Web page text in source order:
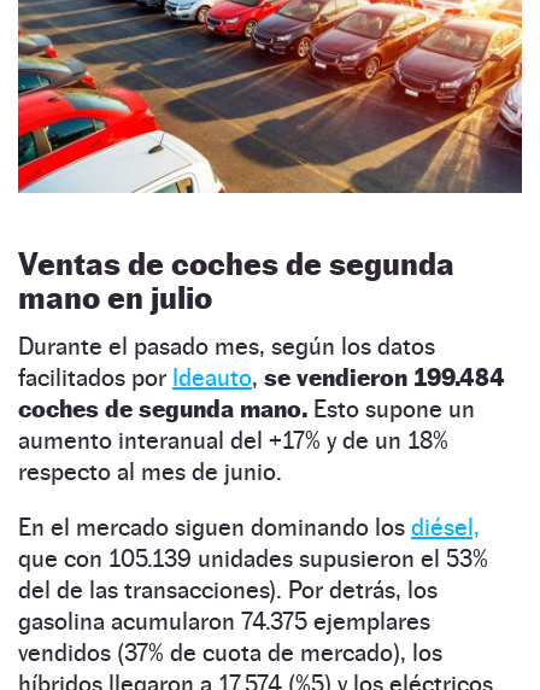
Ventas de coches de segunda
mano en julio
Durante el pasado mes, según los datos
facilitados por Ideauto, se vendieron 199.484
coches de segunda mano. Esto supone un
aumento interanual del +17% y de un 18%
respecto al mes de junio.
En el mercado siguen dominando los diésel,
que con 105.139 unidades supusieron el 53%
del de las transacciones). Por detrás, los
gasolina acumularon 74.375 ejemplares
vendidos (37% de cuota de mercado), los